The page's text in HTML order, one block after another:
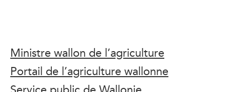
Ministre wallon de l’agriculture
Portail de l’agriculture wallonne